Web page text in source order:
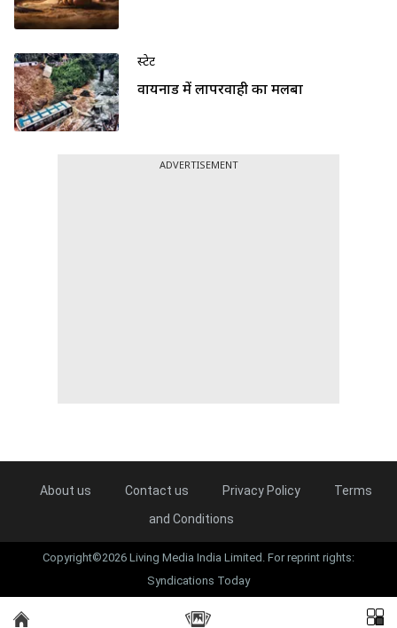
स्टेट
वायनाड में लापरवाही का मलबा
ADVERTISEMENT
About us Contact us Privacy Policy
Terms
and Conditions
Copyright©2026 Living Media India Limited. For reprint rights:
Syndications Today